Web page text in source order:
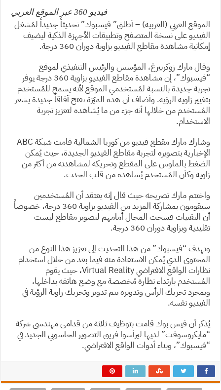
فيديو 360 عبر الموقع العربي
الموقع العربي (العربية) – أطلق” فيسبوك” تحديثاً جديداً لمُشغل
الفيديو على نسخة المتصفح وتطبيقات الأجهزة الذكية ليضيف
إمكانية مشاهدة مقاطع الفيديو بزاوية دوران 360 درجة.
وقال مارك زوكربيرغ، المؤسس والرئيس التنفيذي لموقع
“فيسبوك”، إن مشاهدة مقاطع الفيديو بزاوية 360 درجة يوفر
تجربة جديدة بالنسبة لمُستخدمي الموقع لأنه يسمح للمُستخدم
بتغيير زاوية الرؤية. وأضاف أن هذه الميّزة تفتح آفاقاً جديدة يشعر
المُستخدم من خلالها أنه جزء من ما يُشاهده لتعزيز تجربة
الاستخدام.
وشارك مارك مقطع فيديو من كوريا الشمالية قامت شبكة ABC
الإخبارية بتصويره لتجربة مقاطع الفيديو الجديدة، حيث يُمكن
الضغط بالماوس على المقطع وتحريكه لمشاهدته من أكثر من
زاوية وكأن المُستخدم يُشاهده من قلب الحدث.
واختتم مارك تصريحه حيث قال إنه يعتقد أن المُستخدمين
سيقومون بمشاركة المزيد من الفيديو بزاوية 360 درجة، خصوصاً
أن التقنيات فسحت المجال أمامهم لتصوير مقاطع ليست
تقليدية وبزاوية دوران 360 درجة.
وتهدف “فيسبوك” من هذا التحديث إلى تعزيز هذا النوع من
المحتوى الذي يُمكن الاستفادة منه فيما بعد من خلال استخدام
نظارات الواقع الافتراضي Virtual Reality، حيث يقوم
المُستخدم بارتداء نظارة مُخصصة مع وضع هاتفه بداخلها،
وبمجرد تحريك الرأس وتدويره يتم تدوير وتحريك زاوية الرؤية في
الفيديو نفسه.
يُذكر أن فيس بوك قامت بتوظيف ثلاثة من قدامى مهندسي شركة
“مايكروسوفت” لديها ليرأسوا فريق التصوير الحاسوبي الجديد في
“فيسبوك”، وبناء أدوات الواقع الافتراضي.